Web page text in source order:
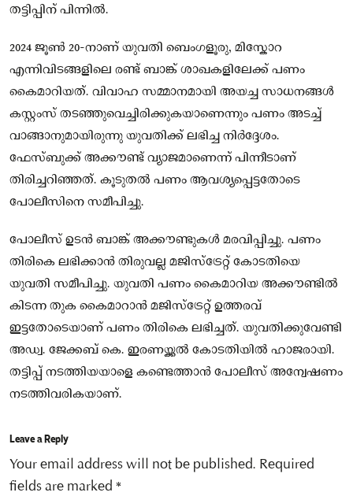
തട്ടിപ്പിന് പിന്നിൽ.
2024 ജൂൺ 20-നാണ് യുവതി ബെംഗളൂരു, മിസ്കോറ
എന്നിവിടങ്ങളിലെ രണ്ട് ബാങ്ക് ശാഖകളിലേക്ക് പണം
കൈമാറിയത്. വിവാഹ സമ്മാനമായി അയച്ച സാധനങ്ങൾ
കസ്റ്റംസ് തടഞ്ഞുവെച്ചിരിക്കുകയാണെന്നും പണം അടച്ച്
വാങ്ങാനുമായിരുന്നു യുവതിക്ക് ലഭിച്ച നിർദ്ദേശം.
ഫേസ്ബുക്ക് അക്കൗണ്ട് വ്യാജമാണെന്ന് പിന്നീടാണ്
തിരിച്ചറിഞ്ഞത്. കൂടുതൽ പണം ആവശ്യപ്പെട്ടതോടെ
പോലീസിനെ സമീപിച്ചു.
പോലീസ് ഉടൻ ബാങ്ക് അക്കൗണ്ടുകൾ മരവിപ്പിച്ചു. പണം
തിരികെ ലഭിക്കാൻ തിരുവല്ല മജിസ്ട്രേറ്റ് കോടതിയെ
യുവതി സമീപിച്ചു. യുവതി പണം കൈമാറിയ അക്കൗണ്ടിൽ
കിടന്ന തുക കൈമാറാൻ മജിസ്ട്രേറ്റ് ഉത്തരവ്
ഇട്ടതോടെയാണ് പണം തിരികെ ലഭിച്ചത്. യുവതിക്കുവേണ്ടി
അഡ്വ. ജേക്കബ് കെ. ഇരണയ്ക്കൽ കോടതിയിൽ ഹാജരായി.
തട്ടിപ്പ് നടത്തിയയാളെ കണ്ടെത്താൻ പോലീസ് അന്വേഷണം
നടത്തിവരികയാണ്.
Leave a Reply
Your email address will not be published. Required
fields are marked *